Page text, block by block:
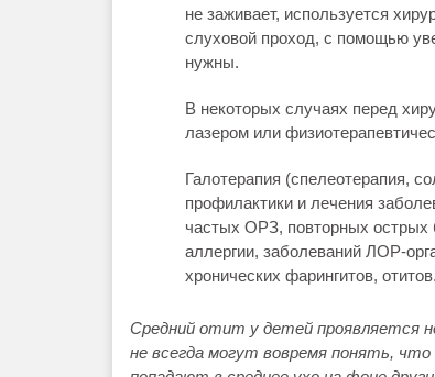
не заживает, используется
слуховой проход, с помощью
нужны.
В некоторых случаях перед
лазером или
Галотерапия (спелеотерапия,
профилактики и лечения
частых ОРЗ, повторных острых
аллергии, заболеваний ЛОР-
хронических фарингитов, отитов.
Средний отит у детей проявляется
не всегда могут вовремя понять,